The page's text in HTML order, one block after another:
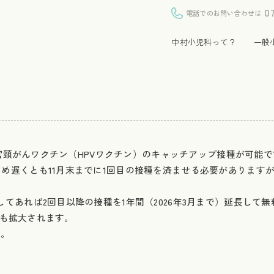
電話でのお問い合わせは
中村小児科って？ 一般
がんワクチン（HPVワクチン）のキャッチアップ接種が可能
遅くとも11月末までに1回目の接種を済ませる必要があります
あれば2回目以降の接種を1年間（2026年3月まで）延長して
拡大されます。